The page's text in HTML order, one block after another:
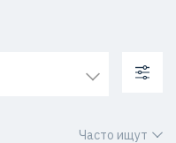
Часто ищут